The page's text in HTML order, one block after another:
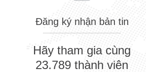
Đăng ký nhận bản tin
Hãy tham gia cùng
23.789 thành viên